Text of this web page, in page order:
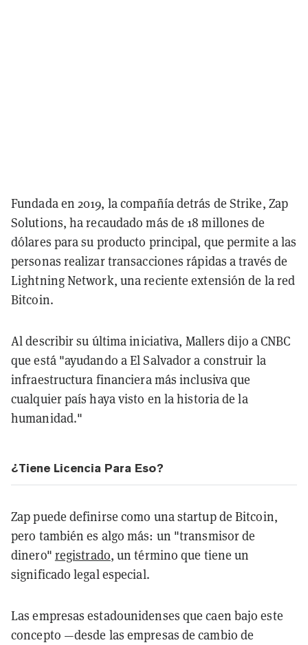
Fundada en 2019, la compañía detrás de Strike, Zap
Solutions, ha recaudado más de 18 millones de
dólares para su producto principal, que permite a las
personas realizar transacciones rápidas a través de
Lightning Network, una reciente extensión de la red
Bitcoin.
Al describir su última iniciativa, Mallers dijo a CNBC
que está "ayudando a El Salvador a construir la
infraestructura financiera más inclusiva que
cualquier país haya visto en la historia de la
humanidad."
¿Tiene Licencia Para Eso?
Zap puede definirse como una startup de Bitcoin,
pero también es algo más: un "transmisor de
dinero" registrado, un término que tiene un
significado legal especial.
Las empresas estadounidenses que caen bajo este
concepto —desde las empresas de cambio de